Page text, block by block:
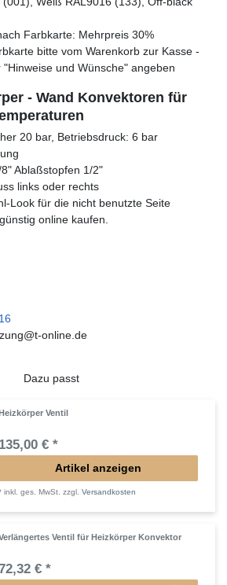
Farbkarte: Mehrpreis 30%
bitte vom Warenkorb zur Kasse -
und Wünsche" angeben
- Wand Konvektoren für
20 bar, Betriebsdruck: 6 bar
Ablaßstopfen 1/2"
links oder rechts
Look für die nicht benutzte Seite
günstig online kaufen.
online.de
Dazu passt
Ventil
135,00 € *
Artikel anzeigen
inkl. ges. MwSt. zzgl.Versandkosten
Ventil für Heizkörper Konvektor
€ *